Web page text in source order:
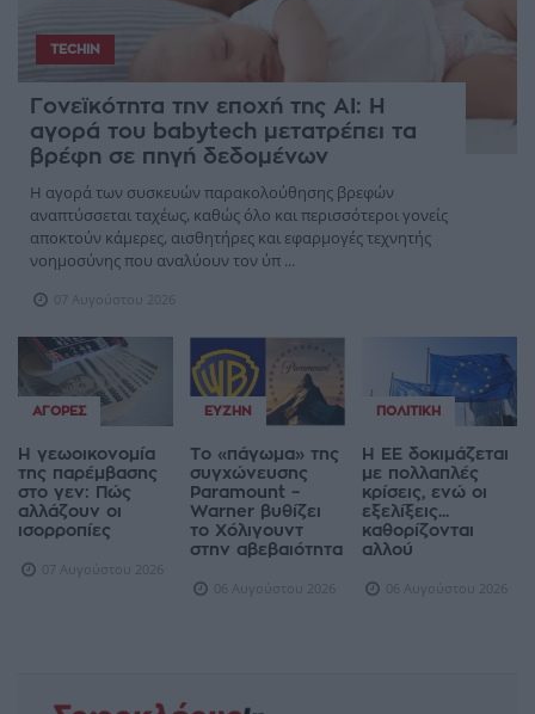
TECHIN
Γονεϊκότητα την εποχή της AI: Η
αγορά του babytech μετατρέπει τα
βρέφη σε πηγή δεδομένων
Η αγορά των συσκευών παρακολούθησης βρεφών
αναπτύσσεται ταχέως, καθώς όλο και περισσότεροι γονείς
αποκτούν κάμερες, αισθητήρες και εφαρμογές τεχνητής
νοημοσύνης που αναλύουν τον ύπ ...
07 Αυγούστου 2026
ΑΓΟΡΈΣ
Η γεωοικονομία
της παρέμβασης
στο γεν: Πώς
αλλάζουν οι
ισορροπίες
07 Αυγούστου 2026
ΕΥΖΗΝ
Το «πάγωμα» της
συγχώνευσης
Paramount –
Warner βυθίζει
το Χόλιγουντ
στην αβεβαιότητα
06 Αυγούστου 2026
ΠΟΛΙΤΙΚΉ
Η ΕΕ δοκιμάζεται
με πολλαπλές
κρίσεις, ενώ οι
εξελίξεις...
καθορίζονται
αλλού
06 Αυγούστου 2026